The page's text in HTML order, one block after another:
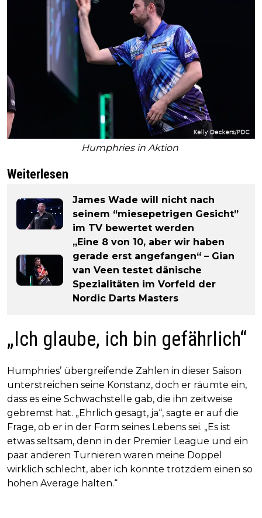
Humphries in Aktion
Weiterlesen
James Wade will nicht nach
seinem “miesepetrigen Gesicht”
im TV bewertet werden
„Eine 8 von 10, aber wir haben
gerade erst angefangen“ – Gian
van Veen testet dänische
Spezialitäten im Vorfeld der
Nordic Darts Masters
„Ich glaube, ich bin gefährlich“
Humphries’ übergreifende Zahlen in dieser Saison
unterstreichen seine Konstanz, doch er räumte ein,
dass es eine Schwachstelle gab, die ihn zeitweise
gebremst hat. „Ehrlich gesagt, ja“, sagte er auf die
Frage, ob er in der Form seines Lebens sei. „Es ist
etwas seltsam, denn in der Premier League und ein
paar anderen Turnieren waren meine Doppel
wirklich schlecht, aber ich konnte trotzdem einen so
hohen Average halten.“